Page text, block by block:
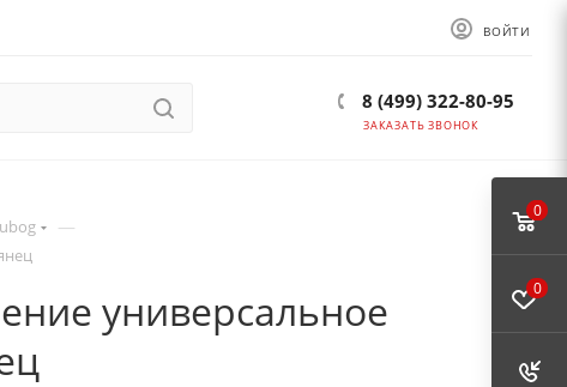
ВОЙТИ
8 (499) 322-80-95
ЗАКАЗАТЬ ЗВОНОК
—
универсальное
0
0